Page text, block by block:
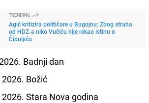
TRENDING
Agić kritizira političare u Bugojnu: Zbog straha
od HDZ-a niko Vučiću nije rekao istinu o
Čipuljiću
Badnji dan
Božić
Stara Nova godina